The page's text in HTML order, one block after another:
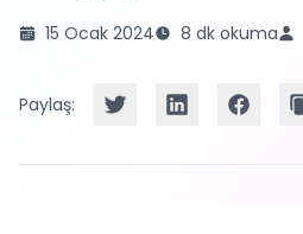
15 Ocak 2024 8 dk okuma
Paylaş: